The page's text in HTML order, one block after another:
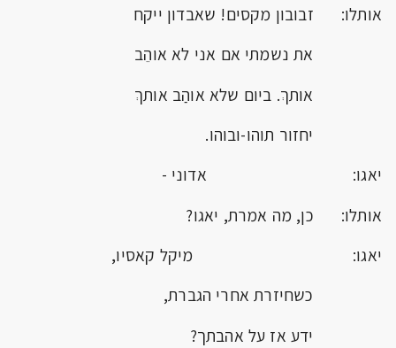
אותלו: זבובון מקסים! שאבדון ייקח
את נשמתי אם אני לא אוהֵב
אותךְ. ביום שלא אוהַב אותךְ
יחזור תוהו-ובוהו.
יאגו: אדוני -
אותלו: כן, מה אמרת, יאגו?
יאגו: מיקל קאסיו,
כשחיזרת אחרי הגברת,
ידע אז על אהבתך?